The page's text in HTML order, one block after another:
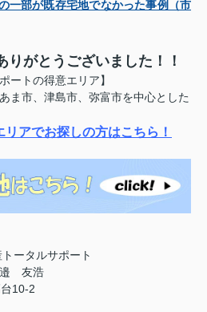
一部が既存宅地でなかった事例（市
りがとうございました！！
ートの得意エリア】
ま市、津島市、弥富市を中心とした
アでお探しの方はこちら！
タルサポート
友浩
10-2